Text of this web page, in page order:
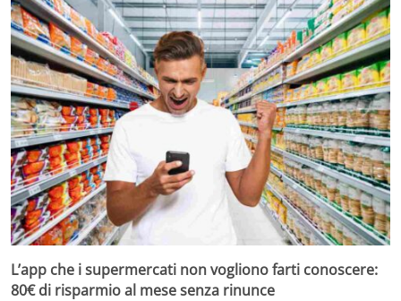
L’app che i supermercati non vogliono farti conoscere:
80€ di risparmio al mese senza rinunce